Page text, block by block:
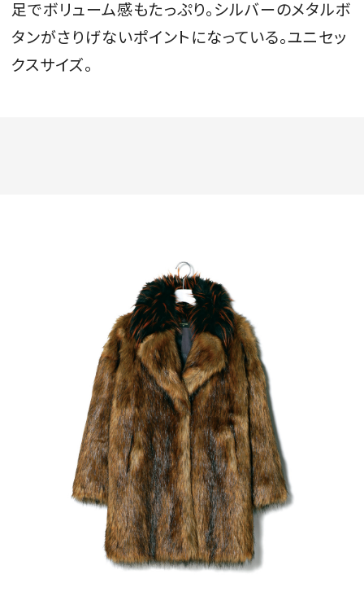
足でボリューム感もたっぷり。シルバーのメタルボ
タンがさりげないポイントになっている。ユニセッ
クスサイズ。